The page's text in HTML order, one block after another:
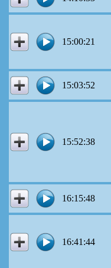
15:00:21
15:03:52
15:52:38
16:15:48
16:41:44